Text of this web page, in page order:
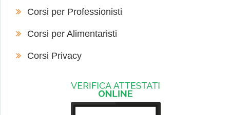
Corsi per Professionisti
Corsi per Alimentaristi
Corsi Privacy